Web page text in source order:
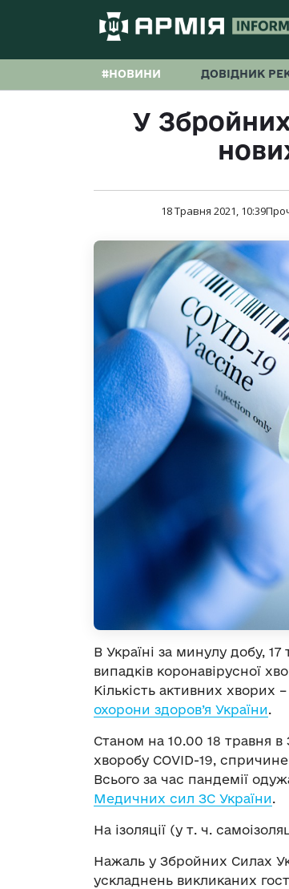
#НОВИНИ ДОВІДНИК
У
18 Травня 2021, 10:39
В Україні за минулу добу, 17
випадків коронавірусної
Кількість активних хворих –
охорони здоров’я України.
Станом на 10.00 18 травня
хворобу COVID-19,
Всього за час пандемії
Медичних сил ЗС України.
На ізоляції (у т. ч.
Нажаль у Збройних Силах
ускладнень викликаних